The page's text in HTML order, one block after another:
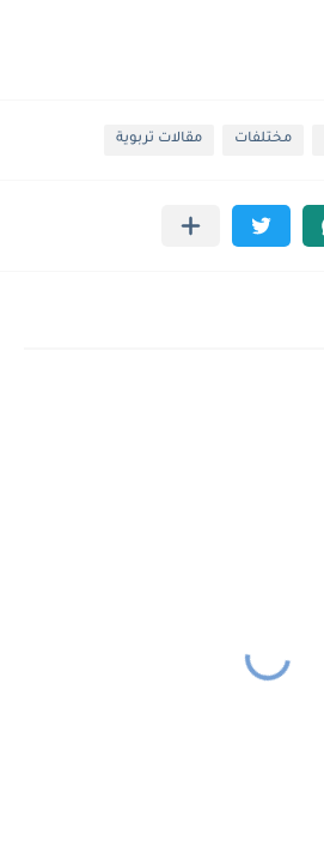
مختلفات مقالات تربوية